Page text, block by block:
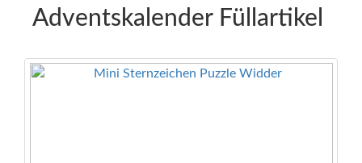
Adventskalender Füllartikel